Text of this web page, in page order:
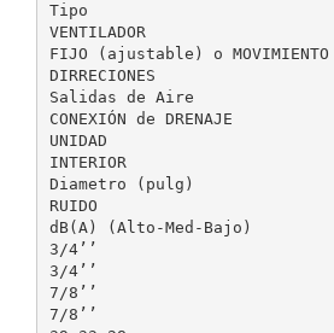
Tipo
VENTILADOR
FIJO (ajustable) o MOVIMIENTO
DIRRECIONES
Salidas de Aire
CONEXIÓN de DRENAJE
UNIDAD
INTERIOR
Diametro (pulg)
RUIDO
dB(A) (Alto-Med-Bajo)
3/4’’
3/4’’
7/8’’
7/8’’